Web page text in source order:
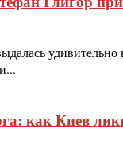
как Киев